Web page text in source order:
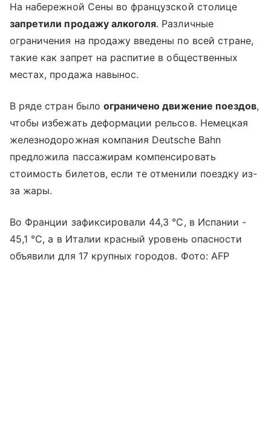
На набережной Сены во французской столице
запретили продажу алкоголя. Различные
ограничения на продажу введены по всей стране,
такие как запрет на распитие в общественных
местах, продажа навынос.
В ряде стран было ограничено движение поездов,
чтобы избежать деформации рельсов. Немецкая
железнодорожная компания Deutsche Bahn
предложила пассажирам компенсировать
стоимость билетов, если те отменили поездку из-
за жары.
Во Франции зафиксировали 44,3 °C, в Испании -
45,1 °C, а в Италии красный уровень опасности
объявили для 17 крупных городов. Фото: AFP